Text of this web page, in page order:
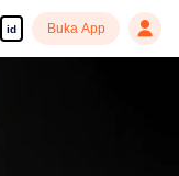
id Buka App